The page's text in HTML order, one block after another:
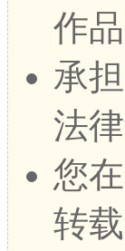
作品
承
法
您
转